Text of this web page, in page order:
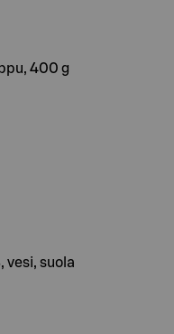
400 g
vesi, suola